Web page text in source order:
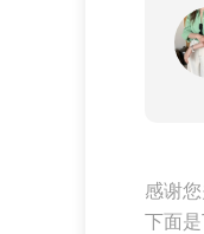
感谢
下面